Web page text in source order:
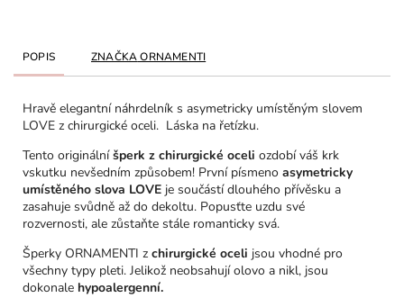
POPIS ZNAČKAORNAMENTI
Hravě elegantní náhrdelník s asymetricky umístěným slovem
LOVE z chirurgické oceli. Láska na řetízku.
Tento originálníšperk z chirurgické oceli ozdobí váš krk
vskutku nevšedním způsobem! První písmeno asymetricky
umístěného slova LOVE je součástí dlouhého přívěsku a
zasahuje svůdně až do dekoltu. Popusťte uzdu své
rozvernosti, ale zůstaňte stále romanticky svá.
Šperky ORNAMENTI z chirurgické oceli jsou vhodné pro
všechny typy pleti. Jelikož neobsahují olovo a nikl, jsou
dokonale hypoalergenní.